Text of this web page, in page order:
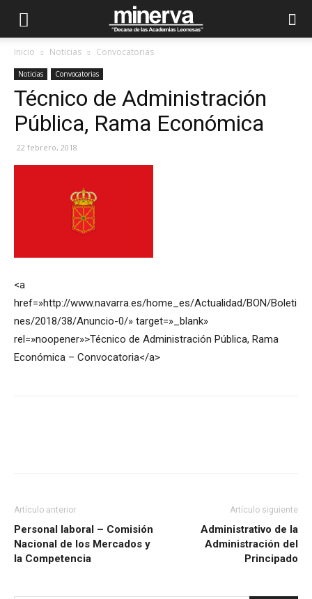
Inicio Noticias Convocatorias
Noticias Convocatorias
Técnico de Administración
Pública, Rama Económica
22 febrero, 2018
<a
href=»http://www.navarra.es/home_es/Actualidad/BON/Boleti
nes/2018/38/Anuncio-0/» target=»_blank»
rel=»noopener»>Técnico de Administración Pública, Rama
Económica – Convocatoria</a>
Artículo anterior
Personal laboral – Comisión
Nacional de los Mercados y
la Competencia
Artículo siguiente
Administrativo de la
Administración del
Principado